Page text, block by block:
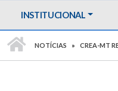
INSTITUCIONAL
PÁGINA INICIAL
NOTÍCIAS CREA-MT